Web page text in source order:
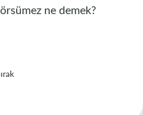
ne demek?